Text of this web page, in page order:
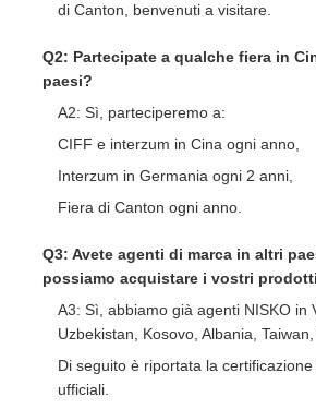
di Canton, benvenuti a visitare.
Q2: Partecipate a qualche fiera in
paesi?
A2: Sì, parteciperemo a:
CIFF e interzum in Cina ogni anno,
Interzum in Germania ogni 2 anni,
Fiera di Canton ogni anno.
Q3: Avete agenti di marca in altri
possiamo acquistare i vostri
A3: Sì, abbiamo già agenti NISKO in
Uzbekistan, Kosovo, Albania, Taiwan,
Di seguito è riportata la
ufficiali.